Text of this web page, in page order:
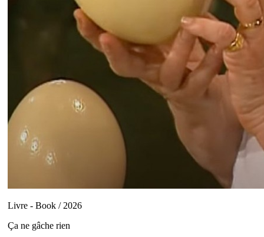
Livre - Book / 2026
Ça ne gâche rien